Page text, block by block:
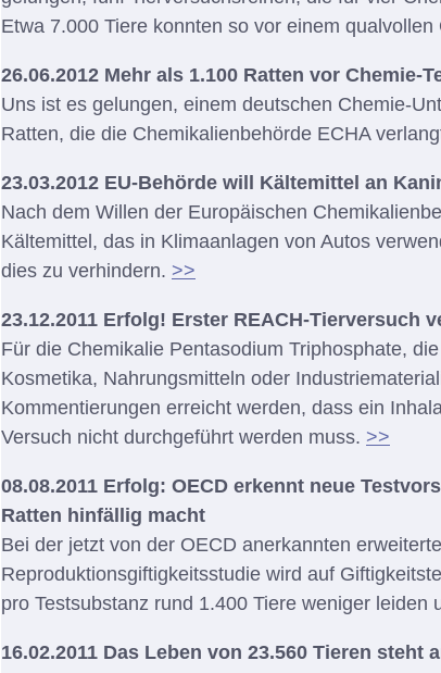
Etwa 7.000 Tiere konnten so vor einem
26.06.2012 Mehr als 1.100 Ratten vor Chemie-
Uns ist es gelungen, einem deutschen Chemie-
Ratten, die die Chemikalienbehörde ECHA
23.03.2012 EU-Behörde will Kältemittel an
Nach dem Willen der Europäischen
Kältemittel, das in Klimaanlagen von Autos
dies zu verhindern. >>
23.12.2011 Erfolg! Erster REACH-Tierversuch
Für die Chemikalie Pentasodium Triphosphate,
Kosmetika, Nahrungsmitteln oder
Kommentierungen erreicht werden, dass ein
Versuch nicht durchgeführt werden muss. >>
08.08.2011 Erfolg: OECD erkennt neue
Ratten hinfällig macht
Bei der jetzt von der OECD anerkannten
Reproduktionsgiftigkeitsstudie wird auf
pro Testsubstanz rund 1.400 Tiere weniger leiden
16.02.2011 Das Leben von 23.560 Tieren steht